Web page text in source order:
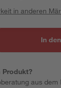
in anderen
In
Produkt?
aus dem